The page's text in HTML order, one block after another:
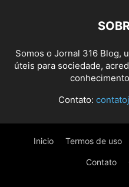
Somos o Jornal 316 Blog,
úteis para sociedade,
Contato:
Inicio Termos de uso
Contato